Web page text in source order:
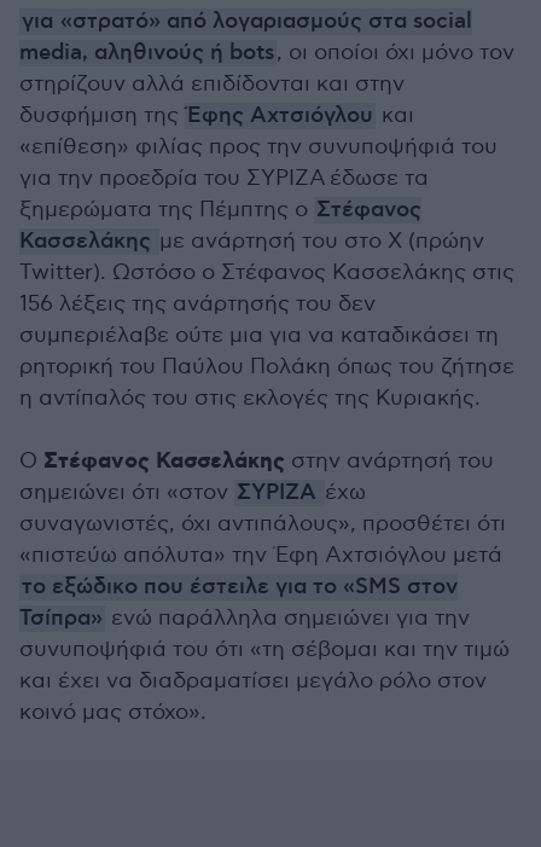
για «στρατό» από λογαριασμούς στα social
media, αληθινούς ή bots, οι οποίοι όχι μόνο τον
στηρίζουν αλλά επιδίδονται και στην
δυσφήμιση τηςΈφης Αχτσιόγλου και
«επίθεση» φιλίας προς την συνυποψήφιά του
για την προεδρία του ΣΥΡΙΖΑ έδωσε τα
ξημερώματα της Πέμπτης ο Στέφανος
Κασσελάκης με ανάρτησή του στο X (πρώην
Twitter). Ωστόσο ο Στέφανος Κασσελάκης στις
156 λέξεις της ανάρτησής του δεν
συμπεριέλαβε ούτε μια για να καταδικάσει τη
ρητορική του Παύλου Πολάκη όπως του ζήτησε
η αντίπαλός του στις εκλογές της Κυριακής.
Ο Στέφανος Κασσελάκης στην ανάρτησή του
σημειώνει ότι «στον ΣΥΡΙΖΑ έχω
συναγωνιστές, όχι αντιπάλους», προσθέτει ότι
«πιστεύω απόλυτα» την Έφη Αχτσιόγλου μετά
το εξώδικο που έστειλε για το «SMS στον
Τσίπρα» ενώ παράλληλα σημειώνει για την
συνυποψήφιά του ότι «τη σέβομαι και την τιμώ
και έχει να διαδραματίσει μεγάλο ρόλο στον
κοινό μας στόχο».